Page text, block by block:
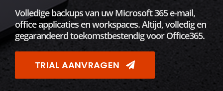
Volledige backups van uw Microsoft 365 e-mail,
office applicaties en workspaces. Altijd, volledig en
gegarandeerd toekomstbestendig voor Office365.
TRIAL AANVRAGEN